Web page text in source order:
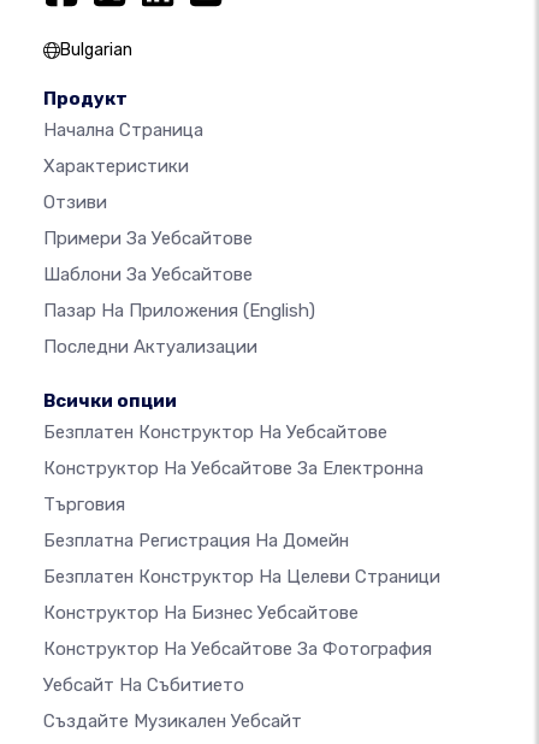
Bulgarian
Продукт
Начална Страница
Характеристики
Отзиви
Примери За Уебсайтове
Шаблони За Уебсайтове
Пазар На Приложения (English)
Последни Актуализации
Всички опции
Безплатен Конструктор На Уебсайтове
Конструктор На Уебсайтове За Електронна
Търговия
Безплатна Регистрация На Домейн
Безплатен Конструктор На Целеви Страници
Конструктор На Бизнес Уебсайтове
Конструктор На Уебсайтове За Фотография
Уебсайт На Събитието
Създайте Музикален Уебсайт